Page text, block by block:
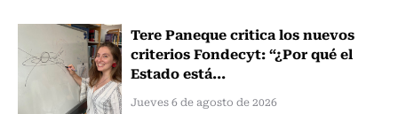
Tere Paneque critica los nuevos
criterios Fondecyt: “¿Por qué el
Estado está...
Jueves 6 de agosto de 2026